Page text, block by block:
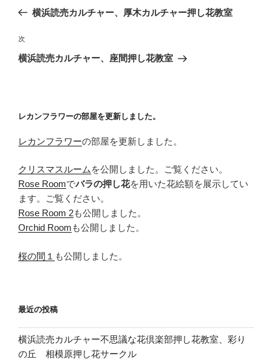
ナ
ビ
ゲ
ン
の
稿
横浜読売カルチャー、厚木カルチャー押し花教室
次
の
次
横浜読売カルチャー、座間押し花教室
レカンフラワーの部屋を更新しました。
レカンフラワーの部屋を更新しました。
クリスマスルーム を公開しました。ご覧ください。
Rose Roomでバラの押し花を用いた花絵額を展示してい
ます。ご覧ください。
Rose Room 2も公開しました。
Orchid Room も公開しました。
桜の間１ も公開しました。
最近の投稿
横浜読売カルチャー不思議な花倶楽部押し花教室、彩り
の丘 相模原押し花サークル